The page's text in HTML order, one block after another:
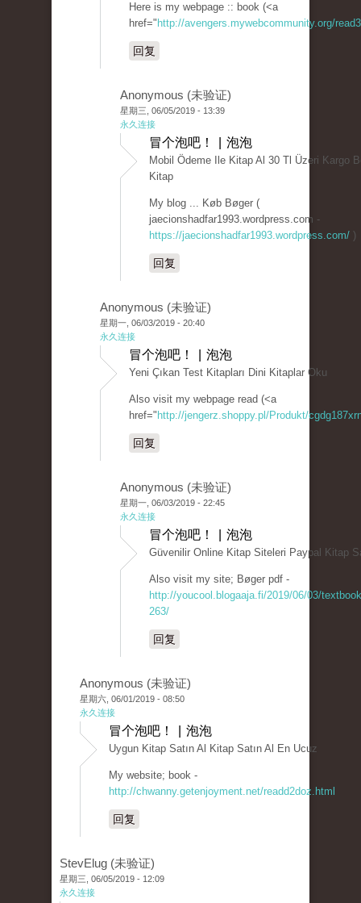
Here is my webpage :: book (<a
href=" http://avengers.mywebcommunity.org/
回复
Anonymous (未验证)
星期三, 06/05/2019 - 13:39
永久连接
冒个泡吧！ | 泡泡
Mobil Ödeme Ile Kitap Al 30 Tl Üzeri Kargo
Kitap
My blog ... Køb Bøger (
jaecionshadfar1993.wordpress.com -
https://jaecionshadfar1993.wordpress.com/ )
回复
Anonymous (未验证)
星期一, 06/03/2019 - 20:40
永久连接
冒个泡吧！ | 泡泡
Yeni Çıkan Test Kitapları Dini Kitaplar Oku
Also visit my webpage read (<a
href=" http://jengerz.shoppy.pl/Produkt/
回复
Anonymous (未验证)
星期一, 06/03/2019 - 22:45
永久连接
冒个泡吧！ | 泡泡
Güvenilir Online Kitap Siteleri Paypal Kitap
Also visit my site; Bøger pdf -
http://youcool.blogaaja.fi/2019/06/03/
263/
回复
Anonymous (未验证)
星期六, 06/01/2019 - 08:50
永久连接
冒个泡吧！ | 泡泡
Uygun Kitap Satın Al Kitap Satın Al En Ucuz
My website; book -
http://chwanny.getenjoyment.net/readd2doz.html
回复
StevElug (未验证)
星期三, 06/05/2019 - 12:09
永久连接